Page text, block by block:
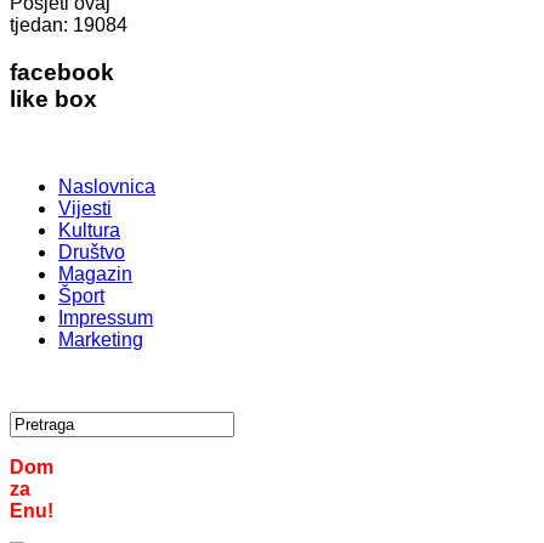
tjedan: 19084
facebook
like box
Naslovnica
Vijesti
Kultura
Društvo
Magazin
Šport
Impressum
Marketing
Dom
za
Enu!